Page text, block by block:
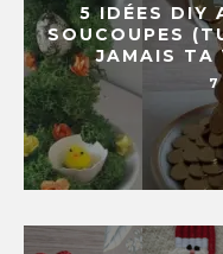
5 IDÉES DIY
SOUCOUPES
JAMAIS TA